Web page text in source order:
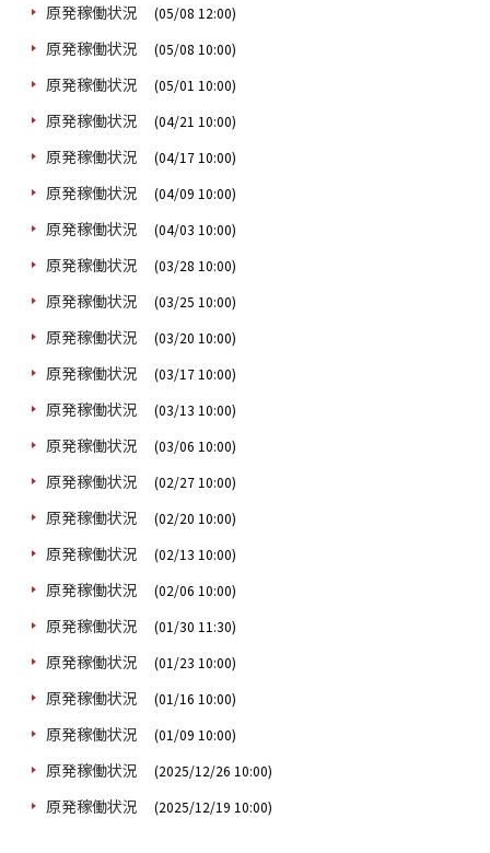
原発稼働状況 (05/08 12:00)
原発稼働状況 (05/08 10:00)
原発稼働状況 (05/01 10:00)
原発稼働状況 (04/21 10:00)
原発稼働状況 (04/17 10:00)
原発稼働状況 (04/09 10:00)
原発稼働状況 (04/03 10:00)
原発稼働状況 (03/28 10:00)
原発稼働状況 (03/25 10:00)
原発稼働状況 (03/20 10:00)
原発稼働状況 (03/17 10:00)
原発稼働状況 (03/13 10:00)
原発稼働状況 (03/06 10:00)
原発稼働状況 (02/27 10:00)
原発稼働状況 (02/20 10:00)
原発稼働状況 (02/13 10:00)
原発稼働状況 (02/06 10:00)
原発稼働状況 (01/30 11:30)
原発稼働状況 (01/23 10:00)
原発稼働状況 (01/16 10:00)
原発稼働状況 (01/09 10:00)
原発稼働状況 (2025/12/26 10:00)
原発稼働状況 (2025/12/19 10:00)